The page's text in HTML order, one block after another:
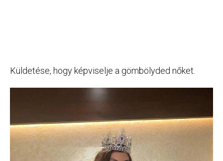
Küldetése, hogy képviselje a gömbölyded nőket.